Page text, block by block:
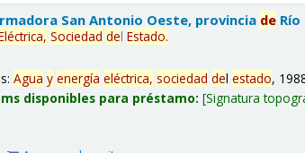
San Antonio Oeste, provincia de
Sociedad delEstado.
Agua y energía eléctrica, sociedad delestado,
disponibles para préstamo: Signatura